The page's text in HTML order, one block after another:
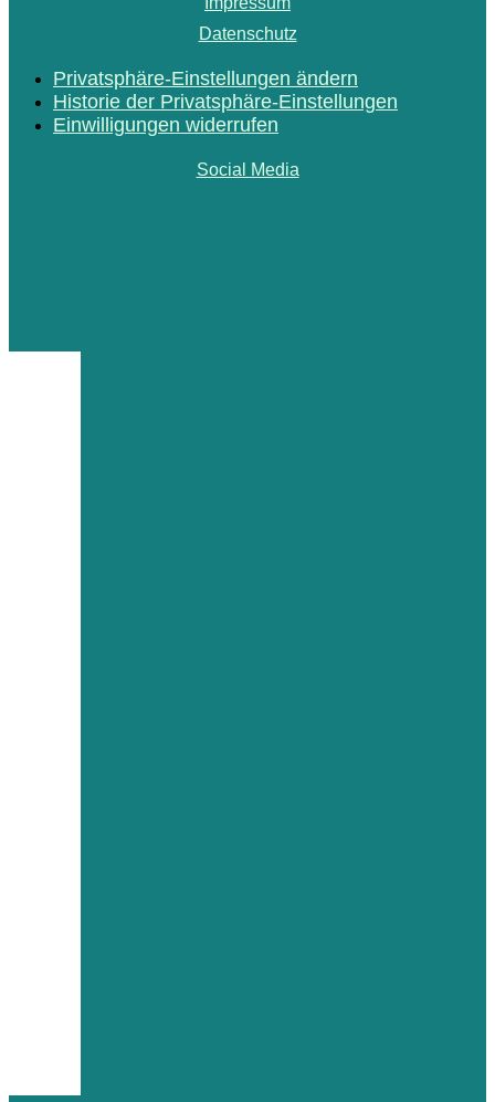
Datenschutz
Privatsphäre-Einstellungen ändern
Historie der Privatsphäre-Einstellungen
Einwilligungen widerrufen
Social Media